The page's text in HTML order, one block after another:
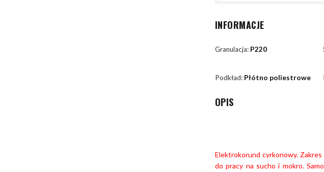
INFORMACJE
Granulacja: P220
Podkład: Płótno poliestrowe
OPIS
Elektrokorund cyrkonowy.
do pracy na sucho i mokro.